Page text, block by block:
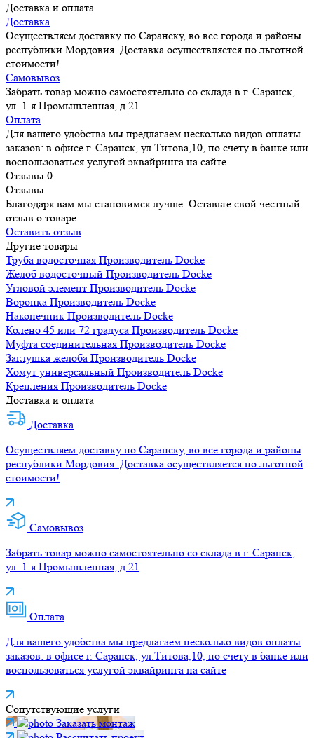
Доставка и оплата
Доставка
Осуществляем доставку по Саранску, во все города и районы
республики Мордовия. Доставка осуществляется по льготной
стоимости!
Самовывоз
Забрать товар можно самостоятельно со склада в г. Саранск,
ул. 1-я Промышленная, д.21
Оплата
Для вашего удобства мы предлагаем несколько видов оплаты
заказов: в офисе г. Саранск, ул.Титова,10, по счету в банке или
воспользоваться услугой эквайринга на сайте
Отзывы 0
Отзывы
Благодаря вам мы становимся лучше. Оставьте свой честный
отзыв о товаре.
Оставить отзыв
Другие товары
Труба водосточная Производитель Docke
Желоб водосточный Производитель Docke
Угловой элемент Производитель Docke
Воронка Производитель Docke
Наконечник Производитель Docke
Колено 45 или 72 градуса Производитель Docke
Муфта соединительная Производитель Docke
Заглушка желоба Производитель Docke
Хомут универсальный Производитель Docke
Крепления Производитель Docke
Доставка и оплата
Доставка
Осуществляем доставку по Саранску, во все города и районы
республики Мордовия. Доставка осуществляется по льготной
стоимости!
Самовывоз
Забрать товар можно самостоятельно со склада в г. Саранск,
ул. 1-я Промышленная, д.21
Оплата
Для вашего удобства мы предлагаем несколько видов оплаты
заказов: в офисе г. Саранск, ул.Титова,10, по счету в банке или
воспользоваться услугой эквайринга на сайте
Сопутствующие услуги
Заказать монтаж